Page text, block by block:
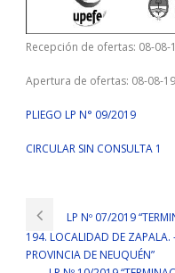
Recepción de ofertas: 08-08-
Apertura de ofertas: 08-08-
PLIEGO LP N° 09/2019
CIRCULAR SIN CONSULTA 1
LP Nº 07/2019
194. LOCALIDAD DE ZAPALA.
PROVINCIA DE NEUQUÉN”